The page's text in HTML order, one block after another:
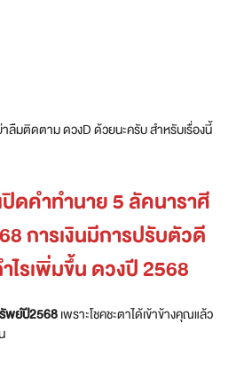
ลืมติดตาม ดวงD ด้วยนะครับ สำหรับเรื่องนี้
ปิดคำทำนาย 5 ลัคนาราศี
การเงินมีการปรับตัวดี
ไรเพิ่มขึ้น ดวงปี 2568
พย์ปี2568เพราะโชคชะตาได้เข้าข้างคุณแล้ว